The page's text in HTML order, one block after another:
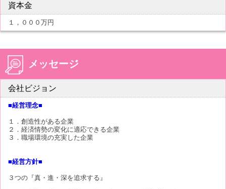
資本金
１，０００万円
メッセージ
会社ビジョン
■経営理念■
１．創造性がある企業
２．経済情勢の変化に適応できる企業
３．職場環境の充実した企業
■経営方針■
３つの『真・進・深を追求する』